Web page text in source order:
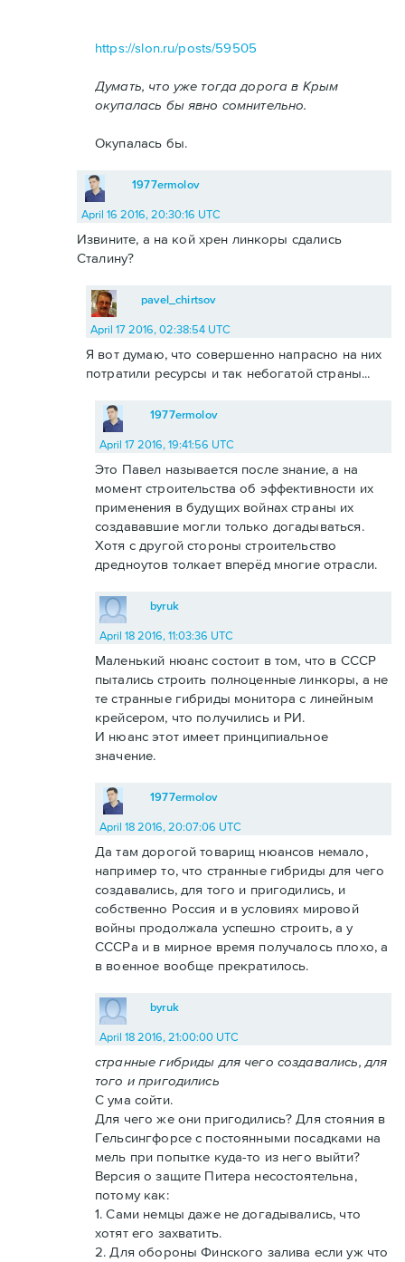
https://slon.ru/posts/59505
Думать, что уже тогда дорога в Крым
окупалась бы явно сомнительно.
Окупалась бы.
1977ermolov
April 16 2016, 20:30:16 UTC
Извините, а на кой хрен линкоры сдались
Сталину?
pavel_chirtsov
April 17 2016, 02:38:54 UTC
Я вот думаю, что совершенно напрасно на них
потратили ресурсы и так небогатой страны...
1977ermolov
April 17 2016, 19:41:56 UTC
Это Павел называется после знание, а на
момент строительства об эффективности их
применения в будущих войнах страны их
создававшие могли только догадываться.
Хотя с другой стороны строительство
дредноутов толкает вперёд многие отрасли.
byruk
April 18 2016, 11:03:36 UTC
Маленький нюанс состоит в том, что в СССР
пытались строить полноценные линкоры, а не
те странные гибриды монитора с линейным
крейсером, что получились и РИ.
И нюанс этот имеет принципиальное
значение.
1977ermolov
April 18 2016, 20:07:06 UTC
Да там дорогой товарищ нюансов немало,
например то, что странные гибриды для чего
создавались, для того и пригодились, и
собственно Россия и в условиях мировой
войны продолжала успешно строить, а у
СССРа и в мирное время получалось плохо, а
в военное вообще прекратилось.
byruk
April 18 2016, 21:00:00 UTC
странные гибриды для чего создавались, для
того и пригодились
С ума сойти.
Для чего же они пригодились? Для стояния в
Гельсингфорсе с постоянными посадками на
мель при попытке куда-то из него выйти?
Версия о защите Питера несостоятельна,
потому как:
1. Сами немцы даже не догадывались, что
хотят его захватить.
2. Для обороны Финского залива если уж что